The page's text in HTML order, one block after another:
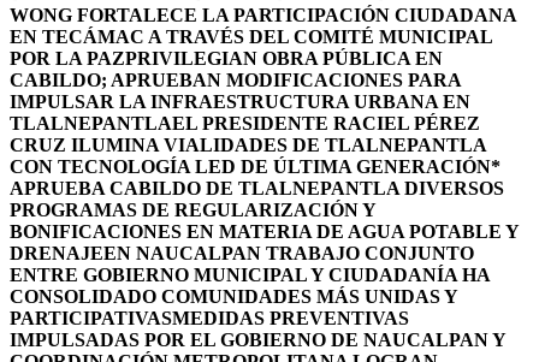
WONG FORTALECE LA PARTICIPACIÓN CIUDADANA
EN TECÁMAC A TRAVÉS DEL COMITÉ MUNICIPAL
POR LA PAZPRIVILEGIAN OBRA PÚBLICA EN
CABILDO; APRUEBAN MODIFICACIONES PARA
IMPULSAR LA INFRAESTRUCTURA URBANA EN
TLALNEPANTLAEL PRESIDENTE RACIEL PÉREZ
CRUZ ILUMINA VIALIDADES DE TLALNEPANTLA
CON TECNOLOGÍA LED DE ÚLTIMA GENERACIÓN*
APRUEBA CABILDO DE TLALNEPANTLA DIVERSOS
PROGRAMAS DE REGULARIZACIÓN Y
BONIFICACIONES EN MATERIA DE AGUA POTABLE Y
DRENAJEEN NAUCALPAN TRABAJO CONJUNTO
ENTRE GOBIERNO MUNICIPAL Y CIUDADANÍA HA
CONSOLIDADO COMUNIDADES MÁS UNIDAS Y
PARTICIPATIVASMEDIDAS PREVENTIVAS
IMPULSADAS POR EL GOBIERNO DE NAUCALPAN Y